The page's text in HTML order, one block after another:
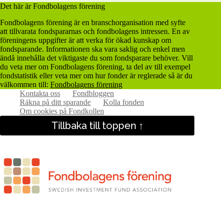
Det här är Fondbolagens förening
Fondbolagens förening är en branschorganisation med syfte
att tillvarata fondspararnas och fondbolagens intressen. En av
föreningens uppgifter är att verka för ökad kunskap om
fondsparande. Informationen ska vara saklig och enkel men
ändå innehålla det viktigaste du som fondsparare behöver. Vill
du veta mer om Fondbolagens förening, ta del av till exempel
fondstatistik eller veta mer om hur fonder är reglerade så är du
välkommen till: Fondbolagens förening
Kontakta oss
Fondbloggen
Räkna på ditt sparande
Kolla fonden
Om cookies på Fondkollen
Tillbaka till toppen ↑